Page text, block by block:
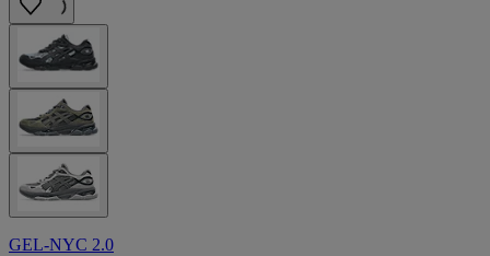
GEL-NYC 2.0